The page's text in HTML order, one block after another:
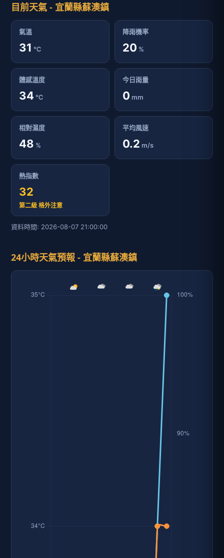
目前天氣 - 宜蘭縣蘇澳鎮
氣溫
31 ℃
降雨機率
20 %
體感溫度
34 ℃
今日雨量
0 mm
相對濕度
48 %
平均風速
0.2 m/s
熱指數
32
第二級 格外注意
資料時間: 2026-08-07 21:00:00
24小時天氣預報 - 宜蘭縣蘇澳鎮